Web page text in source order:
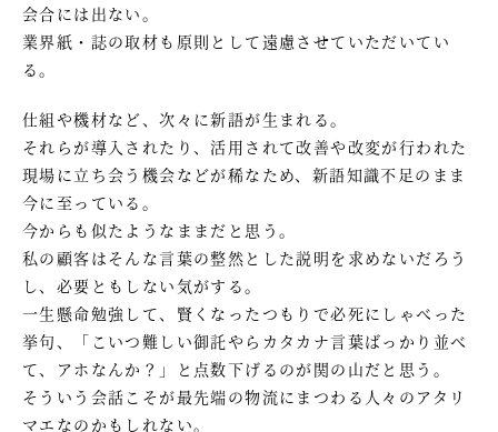
会合には出ない。
業界紙・誌の取材も原則として遠慮させていただいてい
る。
仕組や機材など、次々に新語が生まれる。
それらが導入されたり、活用されて改善や改変が行われた
現場に立ち会う機会などが稀なため、新語知識不足のまま
今に至っている。
今からも似たようなままだと思う。
私の顧客はそんな言葉の整然とした説明を求めないだろう
し、必要ともしない気がする。
一生懸命勉強して、賢くなったつもりで必死にしゃべった
挙句、「こいつ難しい御託やらカタカナ言葉ばっかり並べ
て、アホなんか？」と点数下げるのが関の山だと思う。
そういう会話こそが最先端の物流にまつわる人々のアタリ
マエなのかもしれない。